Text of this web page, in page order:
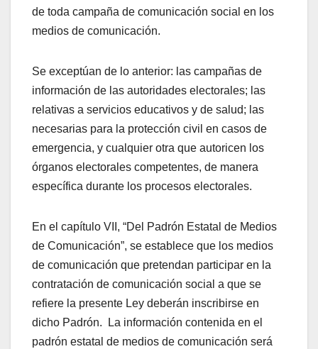
de toda campaña de comunicación social en los
medios de comunicación.
Se exceptúan de lo anterior: las campañas de
información de las autoridades electorales; las
relativas a servicios educativos y de salud; las
necesarias para la protección civil en casos de
emergencia, y cualquier otra que autoricen los
órganos electorales competentes, de manera
específica durante los procesos electorales.
En el capítulo VII, “Del Padrón Estatal de Medios
de Comunicación”, se establece que los medios
de comunicación que pretendan participar en la
contratación de comunicación social a que se
refiere la presente Ley deberán inscribirse en
dicho Padrón. La información contenida en el
padrón estatal de medios de comunicación será